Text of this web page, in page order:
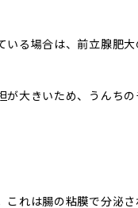
る場合は、前立腺肥
大きいため、うんち
れは腸の粘膜で分泌